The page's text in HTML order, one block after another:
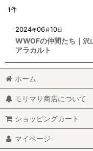
1件
2024年06月10日
WWOFの仲間たち｜沢
アラカルト
ホーム
モリマサ商店について
ショッピングカート
マイページ